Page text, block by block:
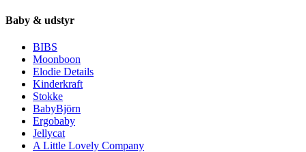
Baby & udstyr
BIBS
Moonboon
Elodie Details
Kinderkraft
Stokke
BabyBjörn
Ergobaby
Jellycat
A Little Lovely Company